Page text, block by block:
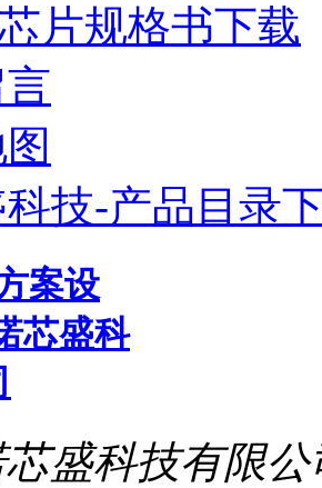
片规格书下载
技-产品目录
盛科技有限公